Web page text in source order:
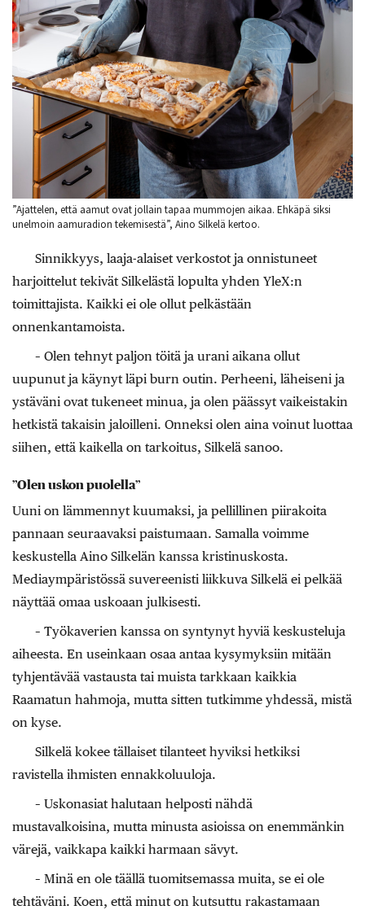
”Ajattelen, että aamut ovat jollain tapaa mummojen aikaa. Ehkäpä siksi
unelmoin aamuradion tekemisestä”, Aino Silkelä kertoo.
Sinnikkyys, laaja-alaiset verkostot ja onnistuneet
harjoittelut tekivät Silkelästä lopulta yhden YleX:n
toimittajista. Kaikki ei ole ollut pelkästään
onnenkantamoista.
– Olen tehnyt paljon töitä ja urani aikana ollut
uupunut ja käynyt läpi burn outin. Perheeni, läheiseni ja
ystäväni ovat tukeneet minua, ja olen päässyt vaikeistakin
hetkistä takaisin jaloilleni. Onneksi olen aina voinut luottaa
siihen, että kaikella on tarkoitus, Silkelä sanoo.
”Olen uskon puolella”
Uuni on lämmennyt kuumaksi, ja pellillinen piirakoita
pannaan seuraavaksi paistumaan. Samalla voimme
keskustella Aino Silkelän kanssa kristinuskosta.
Mediaympäristössä suvereenisti liikkuva Silkelä ei pelkää
näyttää omaa uskoaan julkisesti.
– Työkaverien kanssa on syntynyt hyviä keskusteluja
aiheesta. En useinkaan osaa antaa kysymyksiin mitään
tyhjentävää vastausta tai muista tarkkaan kaikkia
Raamatun hahmoja, mutta sitten tutkimme yhdessä, mistä
on kyse.
Silkelä kokee tällaiset tilanteet hyviksi hetkiksi
ravistella ihmisten ennakkoluuloja.
– Uskonasiat halutaan helposti nähdä
mustavalkoisina, mutta minusta asioissa on enemmänkin
värejä, vaikkapa kaikki harmaan sävyt.
– Minä en ole täällä tuomitsemassa muita, se ei ole
tehtäväni. Koen, että minut on kutsuttu rakastamaan